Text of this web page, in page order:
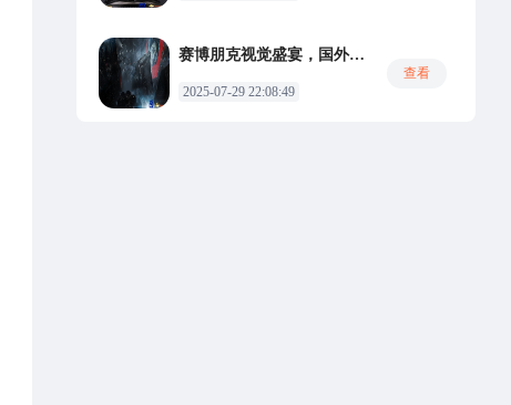
赛博朋克视觉盛宴，国外原画师科幻新篇赏析
2025-07-29 22:08:49
查看